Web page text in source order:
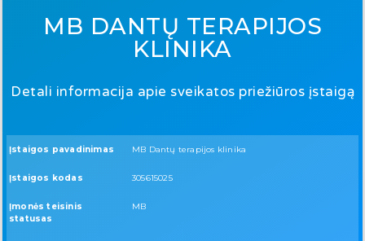
MB DANTŲ TERAPIJOS
KLINIKA
Detali informacija apie sveikatos priežiūros įstaigą
Įstaigos pavadinimas MB Dantų terapijos klinika
Įstaigos kodas 305615025
Įmonės teisinis
statusas
MB